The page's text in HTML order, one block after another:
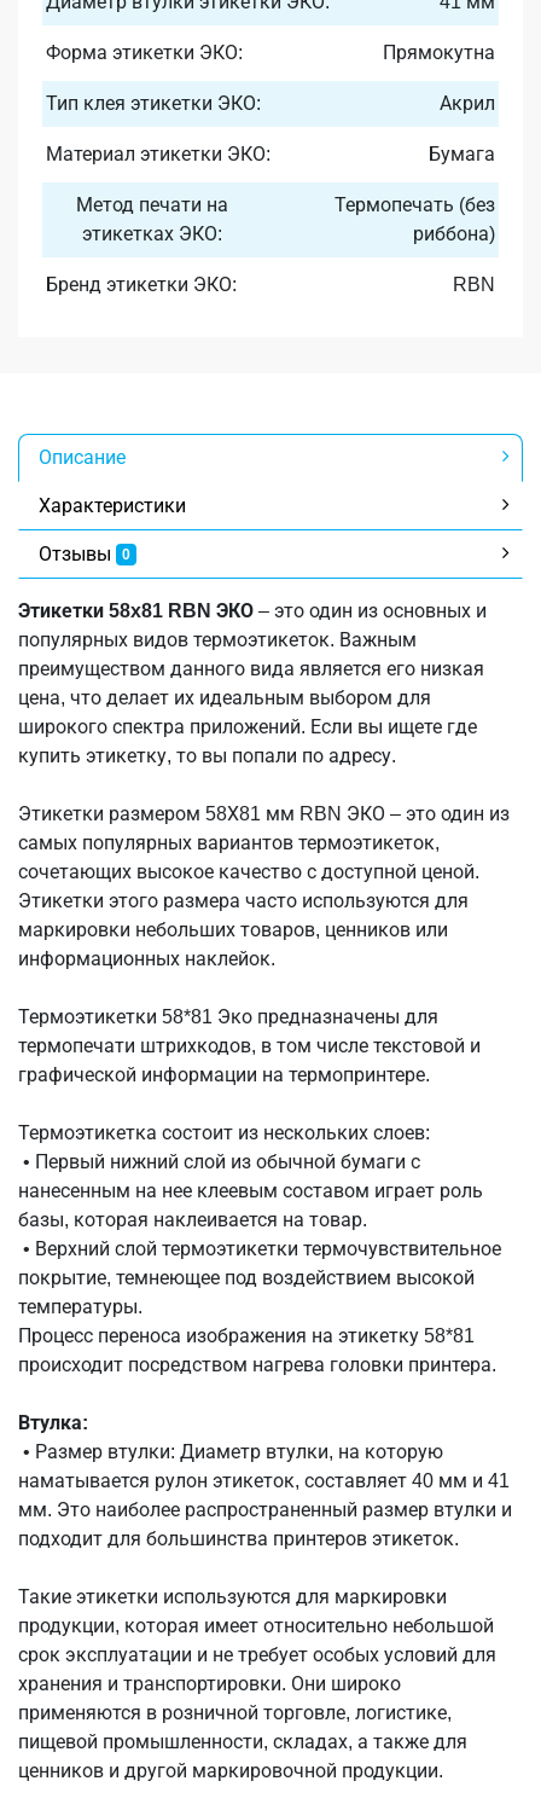
Форма этикетки ЭКО: Прямокутна
Тип клея этикетки ЭКО: Акрил
Материал этикетки ЭКО: Бумага
Метод печати на
этикетках ЭКО:
Термопечать (без
риббона)
Бренд этикетки ЭКО: RBN
Описание
Характеристики
Отзывы 0
Этикетки 58x81 RBN ЭКО – это один из основных и
популярных видов термоэтикеток. Важным
преимуществом данного вида является его низкая
цена, что делает их идеальным выбором для
широкого спектра приложений. Если вы ищете где
купить этикетку, то вы попали по адресу.
Этикетки размером 58Х81 мм RBN ЭКО – это один из
самых популярных вариантов термоэтикеток,
сочетающих высокое качество с доступной ценой.
Этикетки этого размера часто используются для
маркировки небольших товаров, ценников или
информационных наклейок.
Термоэтикетки 58*81 Эко предназначены для
термопечати штрихкодов, в том числе текстовой и
графической информации на термопринтере.
Термоэтикетка состоит из нескольких слоев:
• Первый нижний слой из обычной бумаги с
нанесенным на нее клеевым составом играет роль
базы, которая наклеивается на товар.
• Верхний слой термоэтикетки термочувствительное
покрытие, темнеющее под воздействием высокой
температуры.
Процесс переноса изображения на этикетку 58*81
происходит посредством нагрева головки принтера.
Втулка:
• Размер втулки: Диаметр втулки, на которую
наматывается рулон этикеток, составляет 40 мм и 41
мм. Это наиболее распространенный размер втулки и
подходит для большинства принтеров этикеток.
Такие этикетки используются для маркировки
продукции, которая имеет относительно небольшой
срок эксплуатации и не требует особых условий для
хранения и транспортировки. Они широко
применяются в розничной торговле, логистике,
пищевой промышленности, складах, а также для
ценников и другой маркировочной продукции.